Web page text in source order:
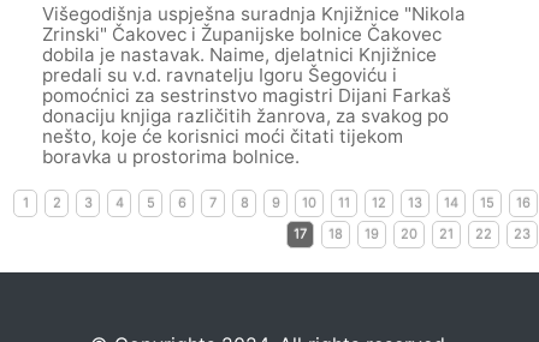
Višegodišnja uspješna suradnja Knjižnice "Nikola
Zrinski" Čakovec i Županijske bolnice Čakovec
dobila je nastavak. Naime, djelatnici Knjižnice
predali su v.d. ravnatelju Igoru Šegoviću i
pomoćnici za sestrinstvo magistri Dijani Farkaš
donaciju knjiga različitih žanrova, za svakog po
nešto, koje će korisnici moći čitati tijekom
boravka u prostorima bolnice.
1 2 3 4 5 6 7 8 9 10 11 12 13 14 15
16
17
18 19 20 21 22 23